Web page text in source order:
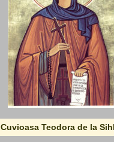
Cuvioasa Teodora de la